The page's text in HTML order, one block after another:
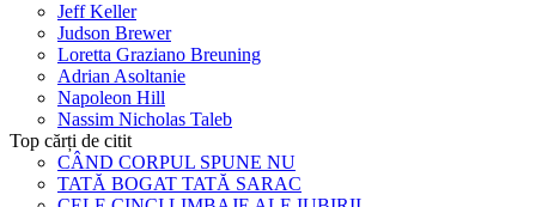
Jeff Keller
Judson Brewer
Loretta Graziano Breuning
Adrian Asoltanie
Napoleon Hill
Nassim Nicholas Taleb
Top cărți de citit
CÂND CORPUL SPUNE NU
TATĂ BOGAT TATĂ SARAC